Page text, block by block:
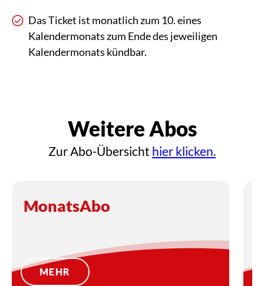
Das Ticket ist monatlich zum 10. eines
Kalendermonats zum Ende des jeweiligen
Kalendermonats kündbar.
Weitere Abos
Zur Abo-Übersicht hier klicken.
MonatsAbo
MEHR